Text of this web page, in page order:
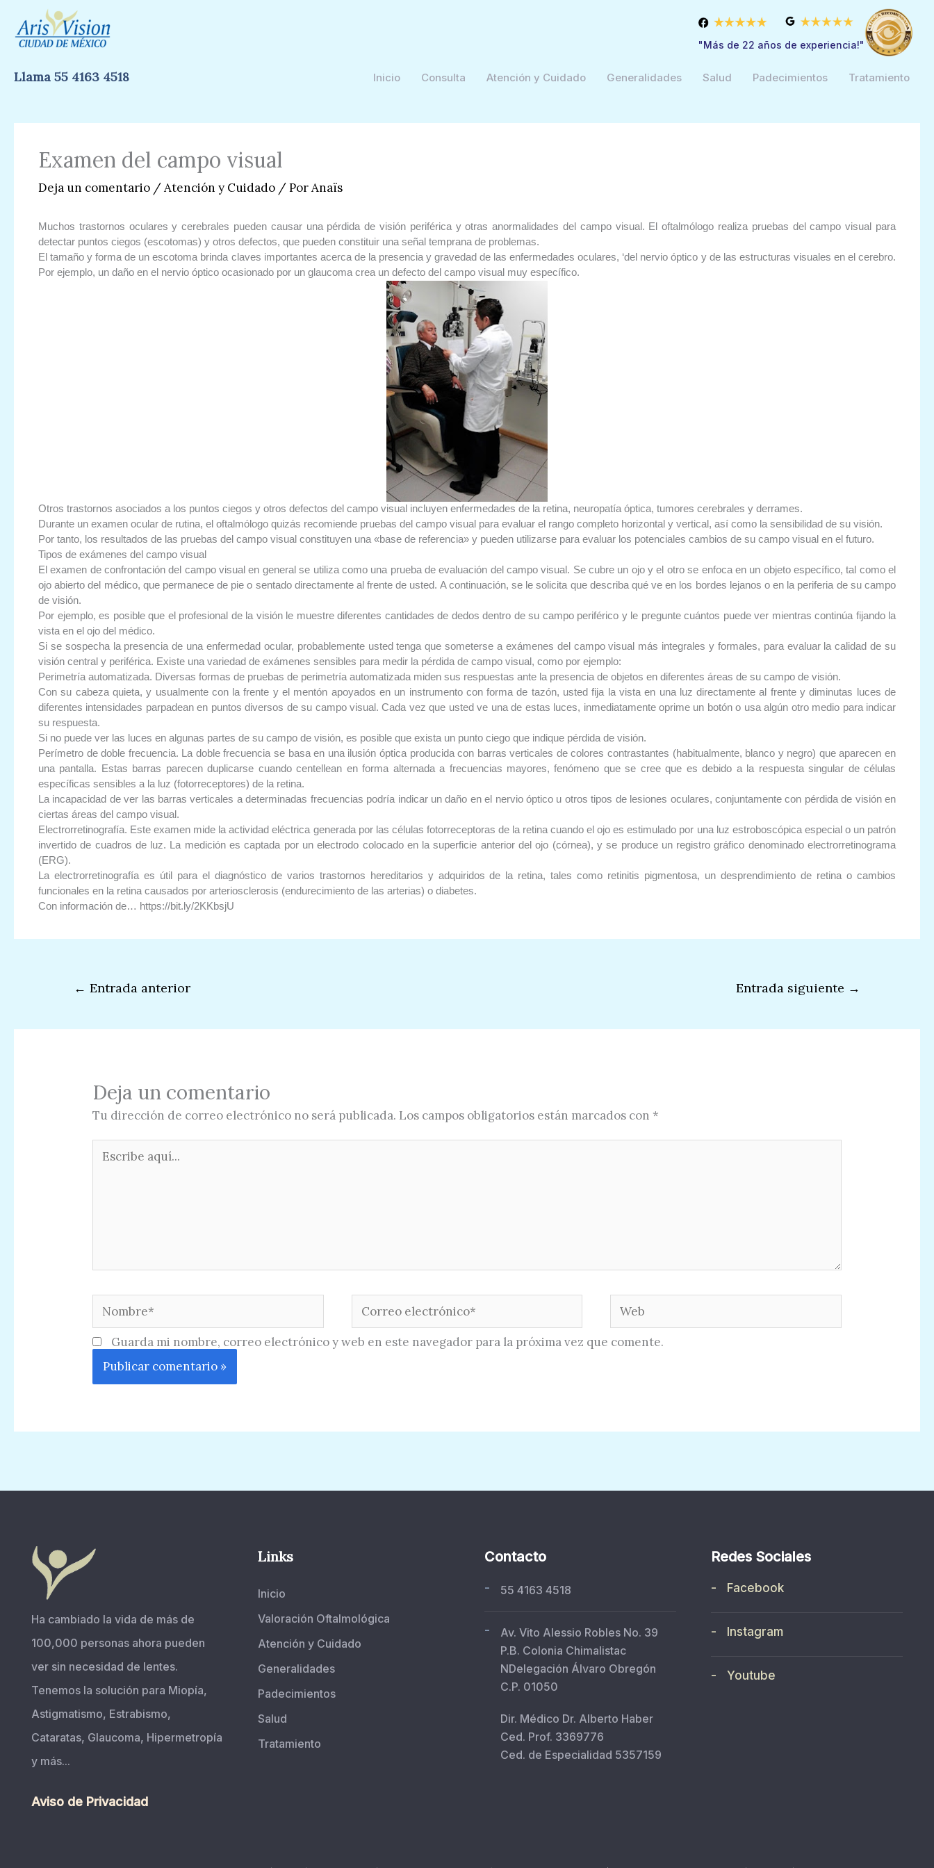
contenido
"Más de 22 años de experiencia!"
Llama 55 4163 4518 Inicio Consulta Atención y Cuidado Generalidades Salud Padecimientos Tratamiento
Examen del campo visual
Deja un comentario /Atención y Cuidado / PorAnaïs
Muchos trastornos oculares y cerebrales pueden causar una pérdida de visión periférica y otras anormalidades del campo visual. El oftalmólogo realiza pruebas del campo visual para
detectar puntos ciegos (escotomas) y otros defectos, que pueden constituir una señal temprana de problemas.
El tamaño y forma de un escotoma brinda claves importantes acerca de la presencia y gravedad de las enfermedades oculares, ‘del nervio óptico y de las estructuras visuales en el cerebro.
Por ejemplo, un daño en el nervio óptico ocasionado por un glaucoma crea un defecto del campo visual muy específico.
Otros trastornos asociados a los puntos ciegos y otros defectos del campo visual incluyen enfermedades de la retina, neuropatía óptica, tumores cerebrales y derrames.
Durante un examen ocular de rutina, el oftalmólogo quizás recomiende pruebas del campo visual para evaluar el rango completo horizontal y vertical, así como la sensibilidad de su visión.
Por tanto, los resultados de las pruebas del campo visual constituyen una «base de referencia» y pueden utilizarse para evaluar los potenciales cambios de su campo visual en el futuro.
Tipos de exámenes del campo visual
El examen de confrontación del campo visual en general se utiliza como una prueba de evaluación del campo visual. Se cubre un ojo y el otro se enfoca en un objeto específico, tal como el
ojo abierto del médico, que permanece de pie o sentado directamente al frente de usted. A continuación, se le solicita que describa qué ve en los bordes lejanos o en la periferia de su campo
de visión.
Por ejemplo, es posible que el profesional de la visión le muestre diferentes cantidades de dedos dentro de su campo periférico y le pregunte cuántos puede ver mientras continúa fijando la
vista en el ojo del médico.
Si se sospecha la presencia de una enfermedad ocular, probablemente usted tenga que someterse a exámenes del campo visual más integrales y formales, para evaluar la calidad de su
visión central y periférica. Existe una variedad de exámenes sensibles para medir la pérdida de campo visual, como por ejemplo:
Perimetría automatizada. Diversas formas de pruebas de perimetría automatizada miden sus respuestas ante la presencia de objetos en diferentes áreas de su campo de visión.
Con su cabeza quieta, y usualmente con la frente y el mentón apoyados en un instrumento con forma de tazón, usted fija la vista en una luz directamente al frente y diminutas luces de
diferentes intensidades parpadean en puntos diversos de su campo visual. Cada vez que usted ve una de estas luces, inmediatamente oprime un botón o usa algún otro medio para indicar
su respuesta.
Si no puede ver las luces en algunas partes de su campo de visión, es posible que exista un punto ciego que indique pérdida de visión.
Perímetro de doble frecuencia. La doble frecuencia se basa en una ilusión óptica producida con barras verticales de colores contrastantes (habitualmente, blanco y negro) que aparecen en
una pantalla. Estas barras parecen duplicarse cuando centellean en forma alternada a frecuencias mayores, fenómeno que se cree que es debido a la respuesta singular de células
específicas sensibles a la luz (fotorreceptores) de la retina.
La incapacidad de ver las barras verticales a determinadas frecuencias podría indicar un daño en el nervio óptico u otros tipos de lesiones oculares, conjuntamente con pérdida de visión en
ciertas áreas del campo visual.
Electrorretinografía. Este examen mide la actividad eléctrica generada por las células fotorreceptoras de la retina cuando el ojo es estimulado por una luz estroboscópica especial o un patrón
invertido de cuadros de luz. La medición es captada por un electrodo colocado en la superficie anterior del ojo (córnea), y se produce un registro gráfico denominado electrorretinograma
(ERG).
La electrorretinografía es útil para el diagnóstico de varios trastornos hereditarios y adquiridos de la retina, tales como retinitis pigmentosa, un desprendimiento de retina o cambios
funcionales en la retina causados por arteriosclerosis (endurecimiento de las arterias) o diabetes.
Con información de… https://bit.ly/2KKbsjU
← Entrada anterior Entrada siguiente →
Deja un comentario
Tu dirección de correo electrónico no será publicada. Los campos obligatorios están marcados con *
aquí...
electrónico*
Guarda mi nombre, correo electrónico y web en este navegador para la próxima vez que comente.
Ha cambiado la vida de más de
100,000 personas ahora pueden
ver sin necesidad de lentes.
Tenemos la solución para Miopía,
Astigmatismo, Estrabismo,
Cataratas, Glaucoma, Hipermetropía
y más...
Aviso de Privacidad
Links
Inicio
Valoración Oftalmológica
Atención y Cuidado
Generalidades
Padecimientos
Salud
Tratamiento
Contacto
- 55 4163 4518
-
Av. Vito Alessio Robles No. 39
P.B. Colonia Chimalistac
NDelegación Álvaro Obregón
C.P. 01050
Dir. Médico Dr. Alberto Haber
Ced. Prof. 3369776
Ced. de Especialidad 5357159
Redes Sociales
- Facebook
- Instagram
- Youtube